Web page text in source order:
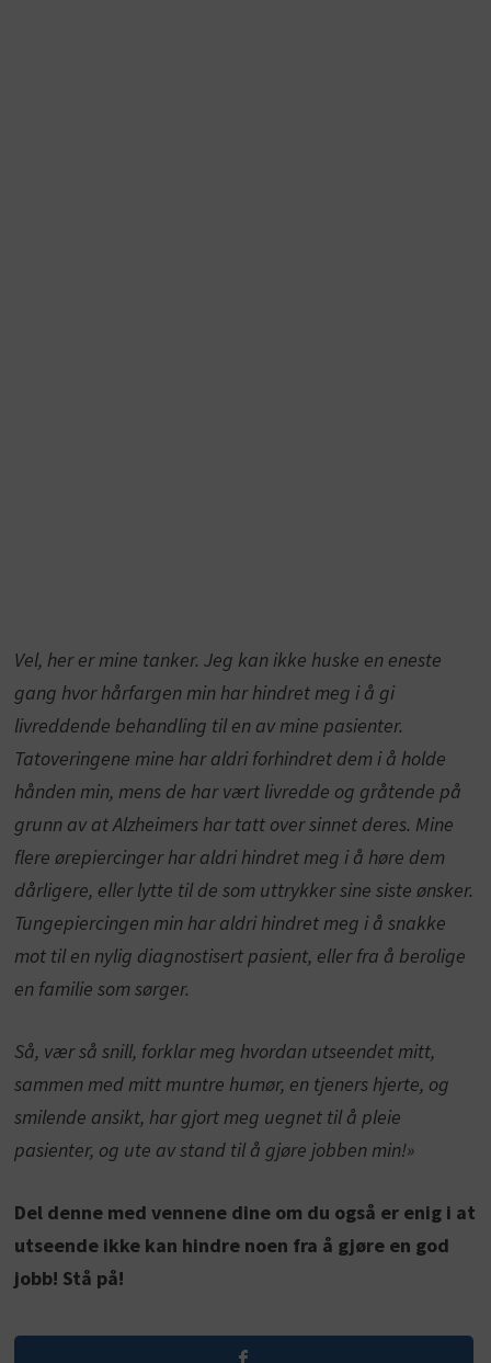
Vel, her er mine tanker. Jeg kan ikke huske en eneste
gang hvor hårfargen min har hindret meg i å gi
livreddende behandling til en av mine pasienter.
Tatoveringene mine har aldri forhindret dem i å holde
hånden min, mens de har vært livredde og gråtende på
grunn av at Alzheimers har tatt over sinnet deres. Mine
flere ørepiercinger har aldri hindret meg i å høre dem
dårligere, eller lytte til de som uttrykker sine siste ønsker.
Tungepiercingen min har aldri hindret meg i å snakke
mot til en nylig diagnostisert pasient, eller fra å berolige
en familie som sørger.
Så, vær så snill, forklar meg hvordan utseendet mitt,
sammen med mitt muntre humør, en tjeners hjerte, og
smilende ansikt, har gjort meg uegnet til å pleie
pasienter, og ute av stand til å gjøre jobben min!»
Del denne med vennene dine om du også er enig i at
utseende ikke kan hindre noen fra å gjøre en god
jobb! Stå på!